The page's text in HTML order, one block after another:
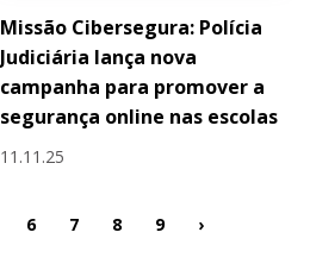
Missão Cibersegura: Polícia
Judiciária lança nova
campanha para promover a
segurança online nas escolas
11.11.25
6 7 8 9 ›